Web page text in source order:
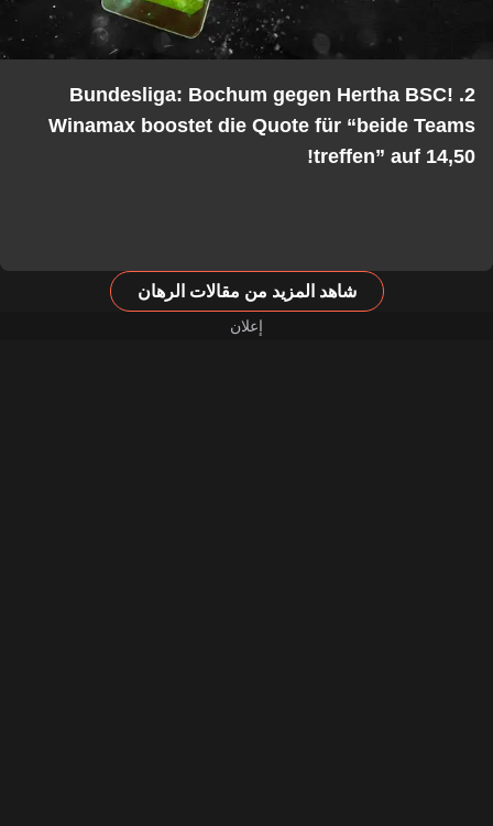
2. Bundesliga: Bochum gegen Hertha BSC!
Winamax boostet die Quote für “beide Teams
treffen” auf 14,50!
شاهد المزيد من مقالات الرهان